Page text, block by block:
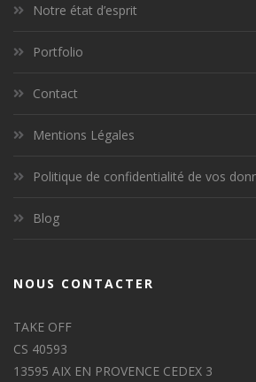
Notre état d’esprit
Portfolio
Contact
Mentions Légales
Politique de confidentialité de vos
Blog
NOUS CONTACTER
TAKE OFF
CS 40593
13595 AIX EN PROVENCE CEDEX 3